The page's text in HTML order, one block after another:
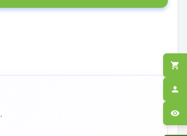
.
shopping_cart
person
visibility